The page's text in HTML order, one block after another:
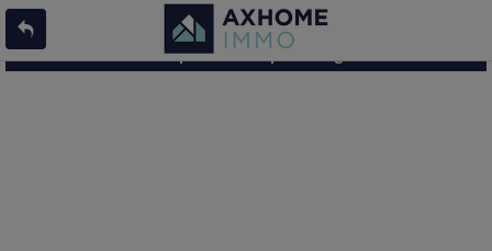
L'offre 8202173 n'existe pas ou n'est plus en ligne